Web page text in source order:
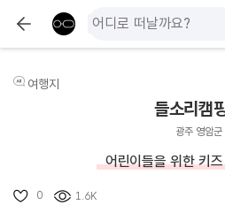
여행지
들소리캠
광주 영암군
어린이들을 위한 키
0 1.6K